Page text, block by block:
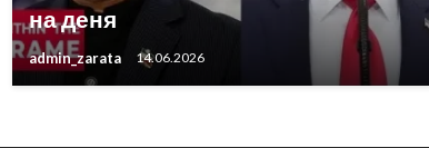
на деня
admin_zarata 14.06.2026